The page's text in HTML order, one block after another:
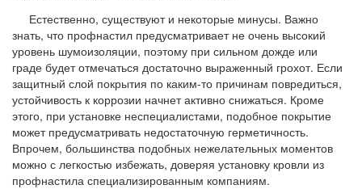
Естественно, существуют и некоторые минусы. Важно
знать, что профнастил предусматривает не очень высокий
уровень шумоизоляции, поэтому при сильном дожде или
граде будет отмечаться достаточно выраженный грохот. Если
защитный слой покрытия по каким-то причинам повредиться,
устойчивость к коррозии начнет активно снижаться. Кроме
этого, при установке неспециалистами, подобное покрытие
может предусматривать недостаточную герметичность.
Впрочем, большинства подобных нежелательных моментов
можно с легкостью избежать, доверяя установку кровли из
профнастила специализированным компаниям.